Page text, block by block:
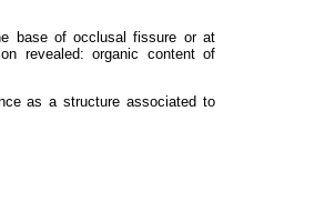
base of occlusal fissure or at
revealed: organic content of
as a structure associated to